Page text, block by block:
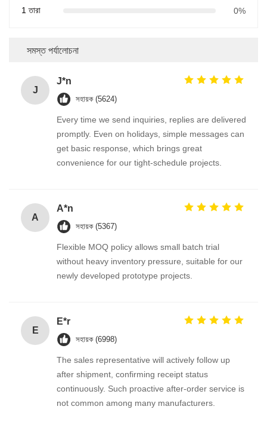
1 তারা
0%
সমস্ত পর্যালোচনা
J
J*n
সহায়ক (5624)
Every time we send inquiries, replies are delivered
promptly. Even on holidays, simple messages can
get basic response, which brings great
convenience for our tight-schedule projects.
A
A*n
সহায়ক (5367)
Flexible MOQ policy allows small batch trial
without heavy inventory pressure, suitable for our
newly developed prototype projects.
E
E*r
সহায়ক (6998)
The sales representative will actively follow up
after shipment, confirming receipt status
continuously. Such proactive after-order service is
not common among many manufacturers.